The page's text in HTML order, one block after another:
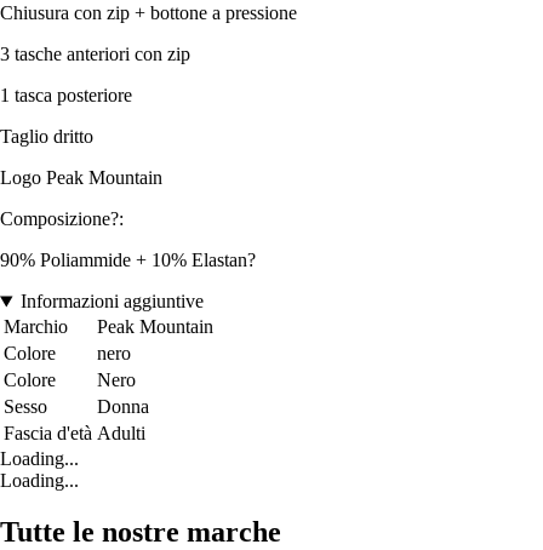
Chiusura con zip + bottone a pressione
3 tasche anteriori con zip
1 tasca posteriore
Taglio dritto
Logo Peak Mountain
Composizione?:
90% Poliammide + 10% Elastan?
Informazioni aggiuntive
Marchio
Peak Mountain
Colore
nero
Colore
Nero
Sesso
Donna
Fascia d'età Adulti
Loading...
Loading...
Tutte le nostre marche